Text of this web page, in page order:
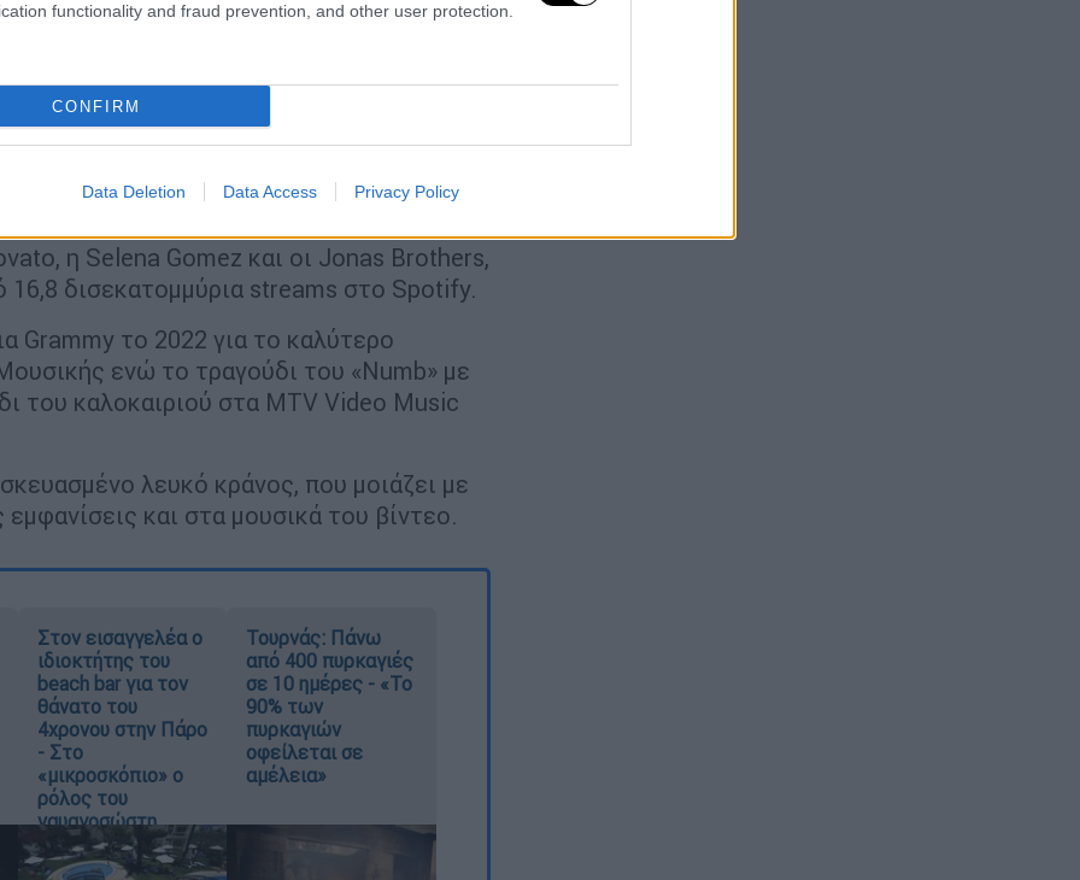
functionality and fraud prevention, and other user protection.
CONFIRM
Data Deletion Data Access Privacy Policy
με πρωταγωνιστή τον Νιλ Πάτρικ Χάρις
τη συνέχεια «Τα Στρουμφάκια 2» του
Το Χαμένο Χωριό» του 2017. Το
και το Nickelodeon το 2022.
της ηλεκτρονικής μουσικής και
επειδή σπάνια μοιράζεται την
έχει συνεργαστεί με
η Selena Gomez και οι Jonas Brothers,
16,8 δισεκατομμύρια streams στο Spotify.
Grammy το 2022 για το καλύτερο
ενώ το τραγούδι του «Numb» με
του καλοκαιριού στα MTV Video Music
λευκό κράνος, που μοιάζει με
και στα μουσικά του βίντεο.
Στον εισαγγελέα ο
ιδιοκτήτης του
beach bar για τον
θάνατο του
4χρονου στην Πάρο
- Στο
«μικροσκόπιο» ο
ρόλος του
ναυαγοσώστη
Τουρνάς: Πάνω
από 400 πυρκαγιές
σε 10 ημέρες - «Το
90% των
πυρκαγιών
οφείλεται σε
αμέλεια»